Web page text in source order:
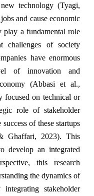
technology (Tyagi,
and cause economic
play a fundamental role
challenges of society
have enormous
of innovation and
(Abbasi et al.,
focused on technical or
role of stakeholder
of these startups
Ghaffari, 2023). This
develop an integrated
this research
the dynamics of
stakeholder